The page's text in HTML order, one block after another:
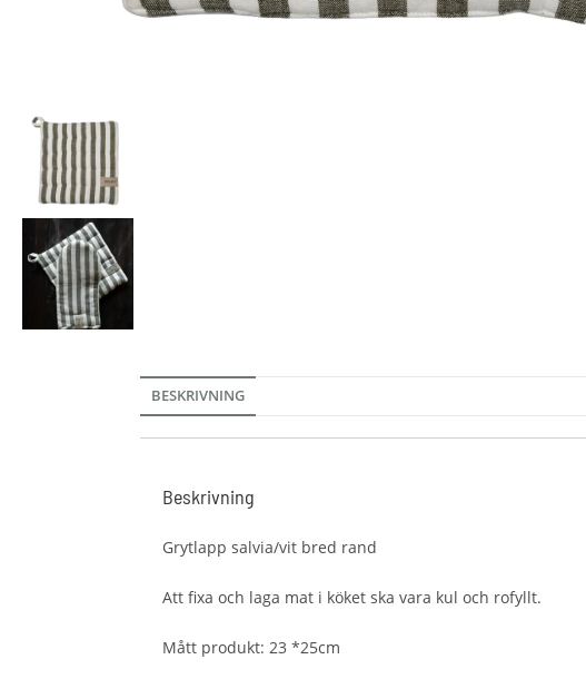
BESKRIVNING
Beskrivning
Grytlapp salvia/vit bred rand
Att fixa och laga mat i köket ska vara kul och rofyllt.
Mått produkt: 23 *25cm